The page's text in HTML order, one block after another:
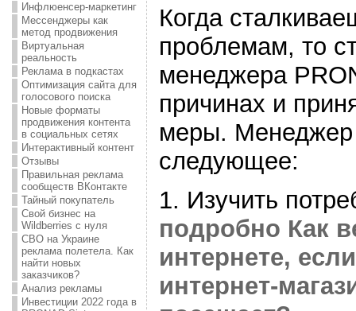
Инфлюенсер-маркетинг
Мессенджеры как
метод продвижения
Виртуальная
реальность
Реклама в подкастах
Оптимизация сайта для
голосового поиска
Новые форматы
продвижения контента
в социальных сетях
Интерактивный контент
Отзывы
Правильная реклама
сообществ ВКонтакте
Тайный покупатель
Свой бизнес на
Wildberries с нуля
СВО на Украине
реклама полетела. Как
найти новых
заказчиков?
Анализ рекламы
Инвестиции 2022 года в
Когда
проблемам, то
менеджера
причинах и
меры. Менеджер
следующее:
1. Изучить
подробно Как
интернете,
интернет-